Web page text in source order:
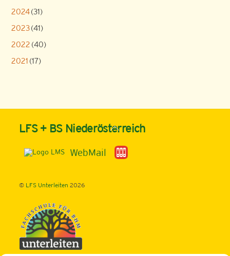
2024(31)
2023(41)
2022 (40)
2021 (17)
Back
To
Top
LFS + BS Niederösterreich
WebMail
© LFS Unterleiten 2026